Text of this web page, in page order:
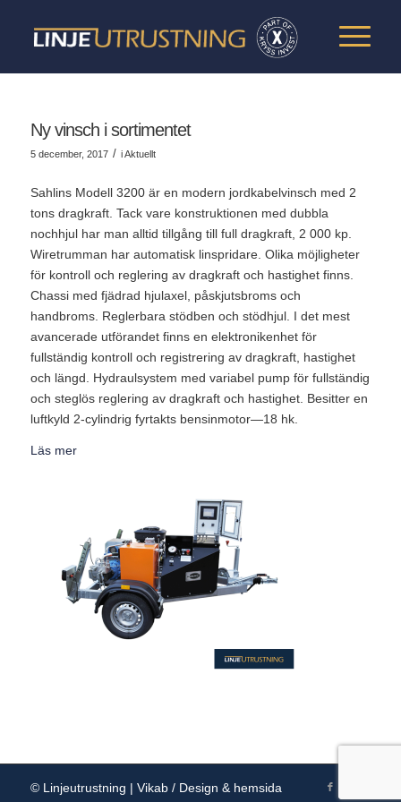
Ny vinsch i sortimentet
5 december, 2017 / iAktuellt
Sahlins Modell 3200 är en modern jordkabelvinsch med 2
tons dragkraft. Tack vare konstruktionen med dubbla
nochhjul har man alltid tillgång till full dragkraft, 2 000 kp.
Wiretrumman har automatisk linspridare. Olika möjligheter
för kontroll och reglering av dragkraft och hastighet finns.
Chassi med fjädrad hjulaxel, påskjutsbroms och
handbroms. Reglerbara stödben och stödhjul. I det mest
avancerade utförandet finns en elektronikenhet för
fullständig kontroll och registrering av dragkraft, hastighet
och längd. Hydraulsystem med variabel pump för fullständig
och steglös reglering av dragkraft och hastighet. Besitter en
luftkyld 2-cylindrig fyrtakts bensinmotor—18 hk.
Läs mer
© Linjeutrustning | Vikab / Design & hemsida